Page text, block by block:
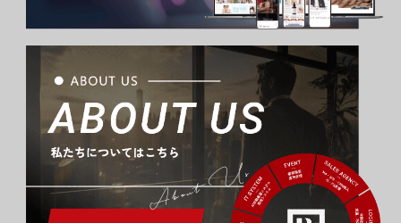
About Us